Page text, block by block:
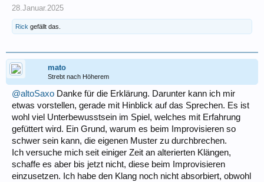
28.Januar.2025
Rick gefällt das.
mato
Strebt nach Höherem
@altoSaxo Danke für die Erklärung. Darunter kann ich mir
etwas vorstellen, gerade mit Hinblick auf das Sprechen. Es ist
wohl viel Unterbewusstsein im Spiel, welches mit Erfahrung
gefüttert wird. Ein Grund, warum es beim Improvisieren so
schwer sein kann, die eigenen Muster zu durchbrechen.
Ich versuche mich seit einiger Zeit an alterierten Klängen,
schaffe es aber bis jetzt nicht, diese beim Improvisieren
einzusetzen. Ich habe den Klang noch nicht absorbiert, obwohl